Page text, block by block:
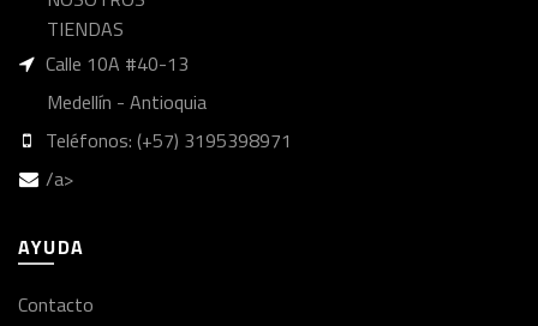
TIENDAS
Calle 10A #40-13
Medellín - Antioquia
Teléfonos: (+57) 3195398971
/a>
AYUDA
Contacto